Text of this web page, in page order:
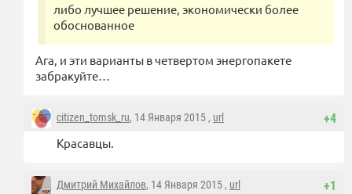
либо лучшее решение, экономически более
обоснованное
Ага, и эти варианты в четвертом энергопакете
забракуйте…
+4
citizen_tomsk_ru, 14 Января 2015 , url
Красавцы.
+1
Дмитрий Михайлов, 14 Января 2015 , url